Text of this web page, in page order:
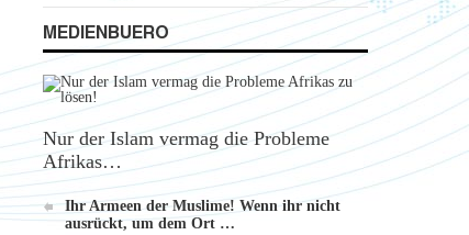
Einführung zu Hizb-ut-Tahrir
MEDIENBUERO
Nur der Islam vermag die Probleme
Afrikas…
Ihr Armeen der Muslime! Wenn ihr nicht
ausrückt, um dem Ort …